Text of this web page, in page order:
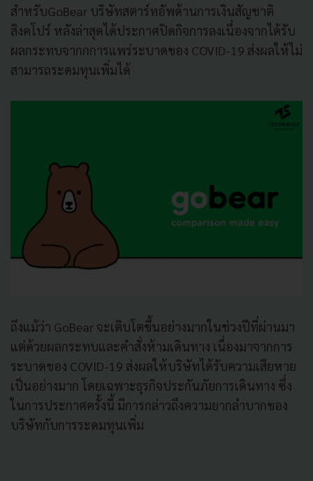
สำหรับGoBear บริษัทสตาร์ทอัพด้านการเงินสัญชาติ
สิงคโปร์ หลังล่าสุดได้ประกาศปิดกิจการลงเนื่องจากได้รับ
ผลกระทบจากกการแพร่ระบาดของ COVID-19 ส่งผลให้ไม่
สามารถระดมทุนเพิ่มได้
ถึงแม้ว่า GoBear จะเติบโตขึ้นอย่างมากในช่วงปีที่ผ่านมา
แต่ด้วยผลกระทบและคำสั่งห้ามเดินทาง เนื่องมาจากการ
ระบาดของ COVID-19 ส่งผลให้บริษัทได้รับความเสียหาย
เป็นอย่างมาก โดยเฉพาะธุรกิจประกันภัยการเดินทาง ซึ่ง
ในการประกาศครั้งนี้ มีการกล่าวถึงความยากลำบากของ
บริษัทกับการระดมทุนเพิ่ม